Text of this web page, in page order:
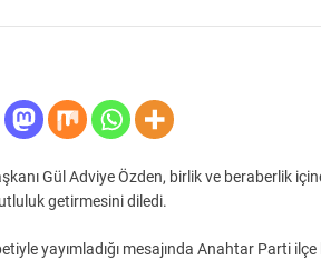
Gül Adviye Özden, birlik ve beraberlik
getirmesini diledi.
yayımladığı mesajında Anahtar Parti